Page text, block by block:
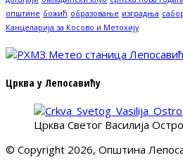
општине божић образовање изградња
Канцеларија за Косово и Метохију
Црква у Лепосавићу
Црква Светог Василија
© Copyright 2026, Општина